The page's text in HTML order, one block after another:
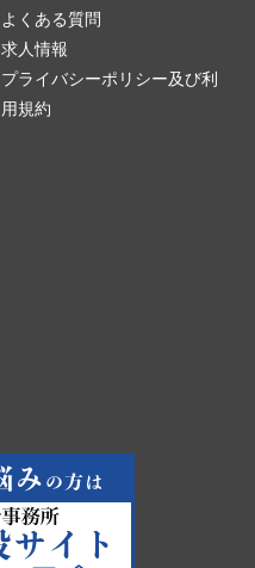
よくある質問
求人情報
プライバシーポリシー及び利
用規約